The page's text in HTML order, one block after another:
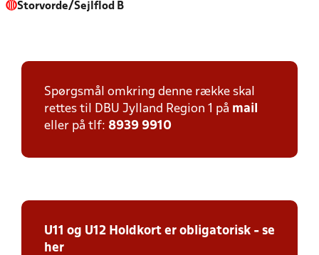
Storvorde/Sejlflod B
Spørgsmål omkring denne række skal
rettes til DBU Jylland Region 1 på mail
eller på tlf: 8939 9910
U11 og U12 Holdkort er obligatorisk - se
her